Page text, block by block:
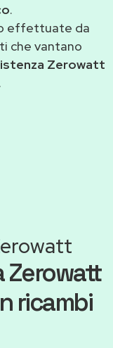
.
effettuate da
che vantano
Zerowatt
.
Zerowatt
ricambi